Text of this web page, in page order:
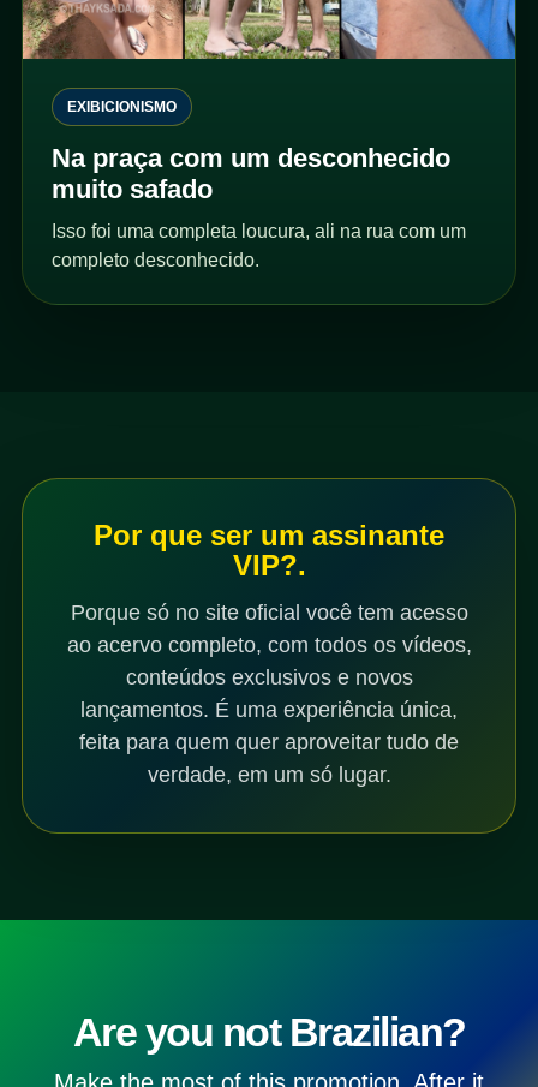
EXIBICIONISMO
Na praça com um desconhecido
muito safado
Isso foi uma completa loucura, ali na rua com um
completo desconhecido.
Por que ser um assinante
VIP?.
Porque só no site oficial você tem acesso
ao acervo completo, com todos os vídeos,
conteúdos exclusivos e novos
lançamentos. É uma experiência única,
feita para quem quer aproveitar tudo de
verdade, em um só lugar.
Are you not Brazilian?